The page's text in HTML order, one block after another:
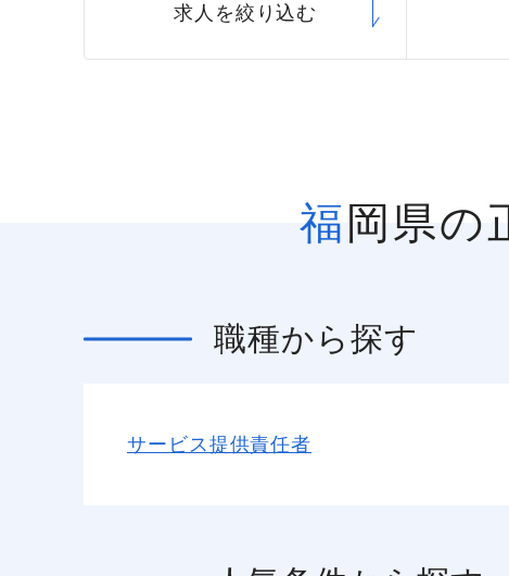
求人を絞り込む
福岡県
職種から探す
サービス提供責任者